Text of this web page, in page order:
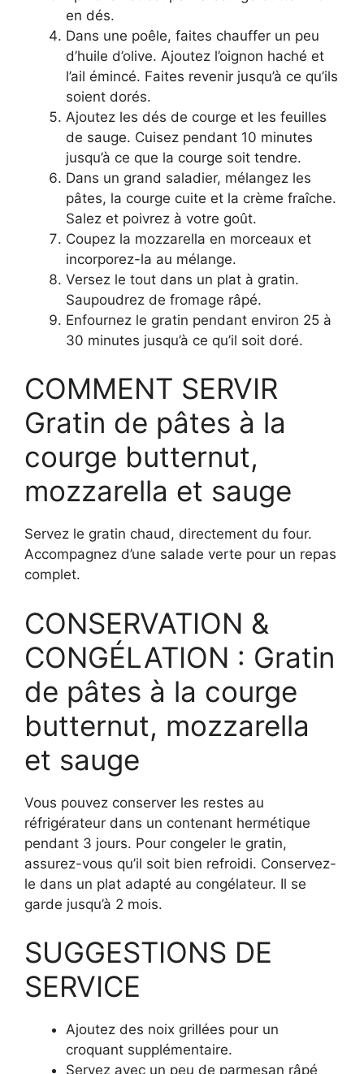
en dés.
Dans une poêle, faites chauffer un peu
d’huile d’olive. Ajoutez l’oignon haché et
l’ail émincé. Faites revenir jusqu’à ce qu’ils
soient dorés.
Ajoutez les dés de courge et les feuilles
de sauge. Cuisez pendant 10 minutes
jusqu’à ce que la courge soit tendre.
Dans un grand saladier, mélangez les
pâtes, la courge cuite et la crème fraîche.
Salez et poivrez à votre goût.
Coupez la mozzarella en morceaux et
incorporez-la au mélange.
Versez le tout dans un plat à gratin.
Saupoudrez de fromage râpé.
Enfournez le gratin pendant environ 25 à
30 minutes jusqu’à ce qu’il soit doré.
COMMENT SERVIR
Gratin de pâtes à la
courge butternut,
mozzarella et sauge
Servez le gratin chaud, directement du four.
Accompagnez d’une salade verte pour un repas
complet.
CONSERVATION &
CONGÉLATION : Gratin
de pâtes à la courge
butternut, mozzarella
et sauge
Vous pouvez conserver les restes au
réfrigérateur dans un contenant hermétique
pendant 3 jours. Pour congeler le gratin,
assurez-vous qu’il soit bien refroidi. Conservez-
le dans un plat adapté au congélateur. Il se
garde jusqu’à 2 mois.
SUGGESTIONS DE
SERVICE
Ajoutez des noix grillées pour un
croquant supplémentaire.
Servez avec un peu de parmesan râpé